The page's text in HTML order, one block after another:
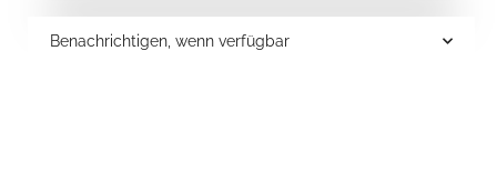
Benachrichtigen, wenn verfügbar